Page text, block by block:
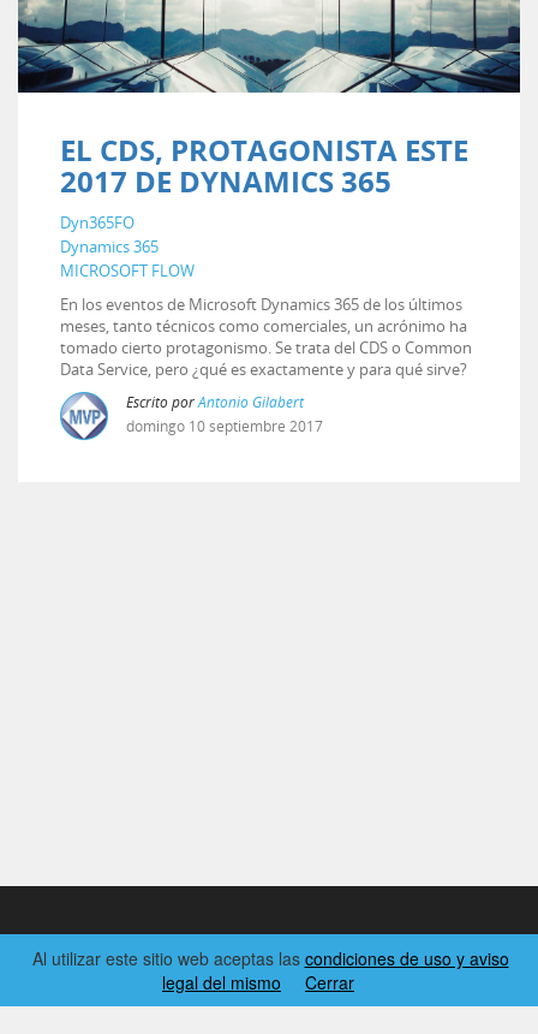
EL CDS, PROTAGONISTA ESTE
2017 DE DYNAMICS 365
Dyn365FO
Dynamics 365
MICROSOFT FLOW
En los eventos de Microsoft Dynamics 365 de los últimos
meses, tanto técnicos como comerciales, un acrónimo ha
tomado cierto protagonismo. Se trata del CDS o Common
Data Service, pero ¿qué es exactamente y para qué sirve?
Escrito porAntonio Gilabert
domingo 10septiembre 2017
2026 © EL RINCÓN DYNAMICS
CONDICIONES DE USO Y AVISO LEGAL
Al utilizar este sitio web aceptas las condiciones de uso y aviso
legal del mismo
Cerrar